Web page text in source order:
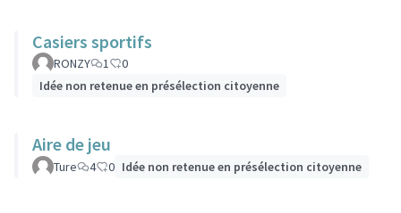
Casiers sportifs
RONZY 1
0
Idée non retenue en présélection citoyenne
Aire de jeu
Ture 4 0 Idée non retenue en présélection citoyenne